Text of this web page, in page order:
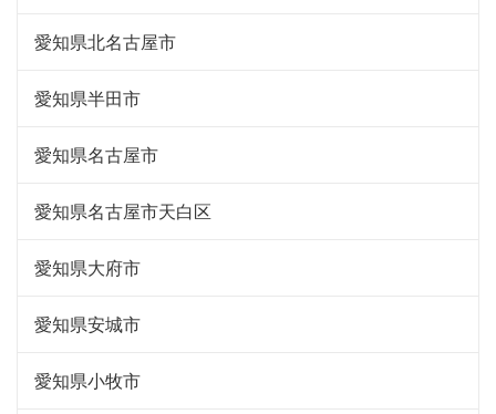
愛知県北名古屋市
愛知県半田市
愛知県名古屋市
愛知県名古屋市天白区
愛知県大府市
愛知県安城市
愛知県小牧市